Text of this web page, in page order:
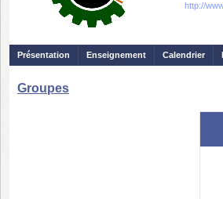
http://
Présentation Enseignement Calendrier
Groupes